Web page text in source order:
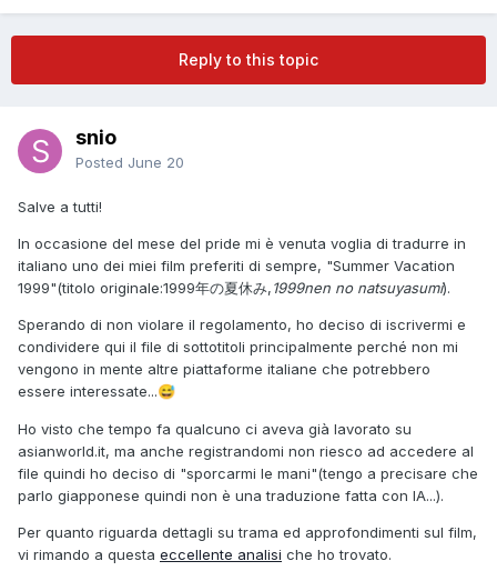
Reply to this topic
snio
Posted June 20
Salve a tutti!
In occasione del mese del pride mi è venuta voglia di tradurre in
italiano uno dei miei film preferiti di sempre, "Summer Vacation
1999"(titolo originale:1999年の夏休み,1999nen no natsuyasumi).
Sperando di non violare il regolamento, ho deciso di iscrivermi e
condividere qui il file di sottotitoli principalmente perché non mi
vengono in mente altre piattaforme italiane che potrebbero
essere interessate...😅
Ho visto che tempo fa qualcuno ci aveva già lavorato su
asianworld.it, ma anche registrandomi non riesco ad accedere al
file quindi ho deciso di "sporcarmi le mani"(tengo a precisare che
parlo giapponese quindi non è una traduzione fatta con IA...).
Per quanto riguarda dettagli su trama ed approfondimenti sul film,
vi rimando a questa eccellente analisi che ho trovato.